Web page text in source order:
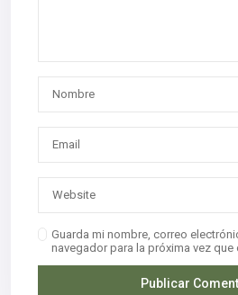
Guarda mi nombre, correo
navegador para la próxima vez que